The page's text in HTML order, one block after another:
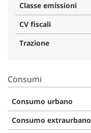
Classe emissioni
CV fiscali
Trazione
Consumi
Consumo urbano
Consumo extraurbano